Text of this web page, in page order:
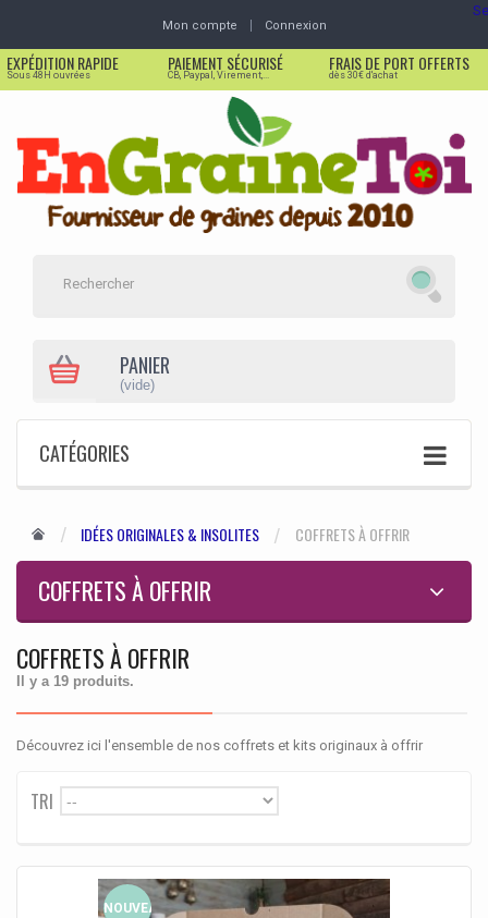
Mon compte Connexion
EXPÉDITION RAPIDE
Sous 48H ouvrées
PAIEMENT SÉCURISÉ
CB, Paypal, Virement,...
FRAIS DE PORT OFFERTS
dès 30€ d'achat
PANIER
(vide)
CATÉGORIES
IDÉES ORIGINALES & INSOLITES COFFRETS À OFFRIR
COFFRETS À OFFRIR
COFFRETS À OFFRIR
Il y a 19 produits.
Découvrez ici l'ensemble de nos coffrets et kits originaux à offrir
TRI --
NOUVEAU